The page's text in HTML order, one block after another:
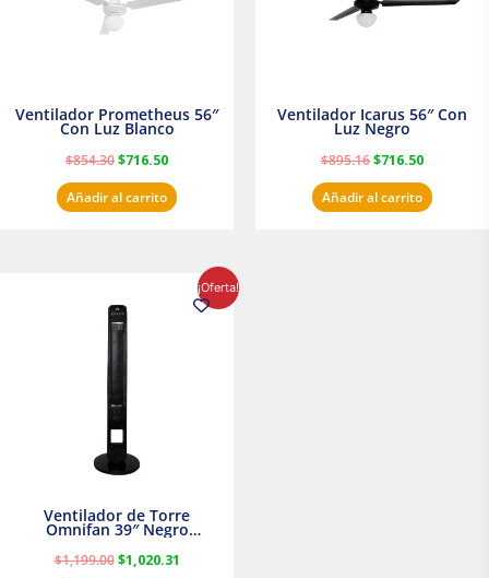
Ventilador Prometheus 56″
Con Luz Blanco
$854.30$716.50
Añadir al carrito
Ventilador Icarus 56″ Con
Luz Negro
$895.16$716.50
Añadir al carrito
¡Oferta!
Ventilador de Torre
Omnifan 39″ Negro
$1,199.00
original
era:
$1,020.31
precio
actual